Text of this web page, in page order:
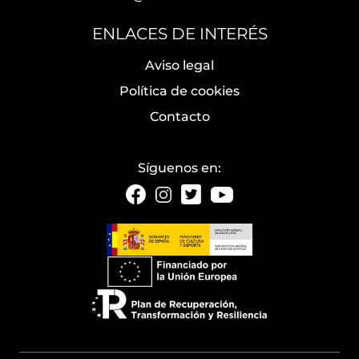
ENLACES DE INTERÉS
Aviso legal
Política de cookies
Contacto
Síguenos en: